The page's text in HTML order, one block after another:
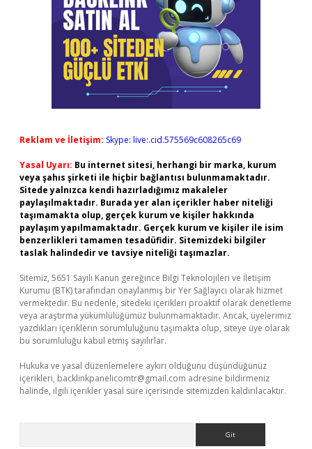
Reklam ve İletişim: Skype: live:.cid.575569c608265c69
Yasal Uyarı: Bu internet sitesi, herhangi bir marka, kurum
veya şahıs şirketi ile hiçbir bağlantısı bulunmamaktadır.
Sitede yalnızca kendi hazırladığımız makaleler
paylaşılmaktadır. Burada yer alan içerikler haber niteliği
taşımamakta olup, gerçek kurum ve kişiler hakkında
paylaşım yapılmamaktadır. Gerçek kurum ve kişiler ile isim
benzerlikleri tamamen tesadüfidir. Sitemizdeki bilgiler
taslak halindedir ve tavsiye niteliği taşımazlar.
Sitemiz, 5651 Sayılı Kanun gereğince Bilgi Teknolojileri ve İletişim
Kurumu (BTK) tarafından onaylanmış bir Yer Sağlayıcı olarak hizmet
vermektedir. Bu nedenle, sitedeki içerikleri proaktif olarak denetleme
veya araştırma yükümlülüğümüz bulunmamaktadır. Ancak, üyelerimiz
yazdıkları içeriklerin sorumluluğunu taşımakta olup, siteye üye olarak
bu sorumluluğu kabul etmiş sayılırlar.
Hukuka ve yasal düzenlemelere aykırı olduğunu düşündüğünüz
içerikleri, backlinkpanelicomtr@gmail.com adresine bildirmeniz
halinde, ilgili içerikler yasal süre içerisinde sitemizden kaldırılacaktır.